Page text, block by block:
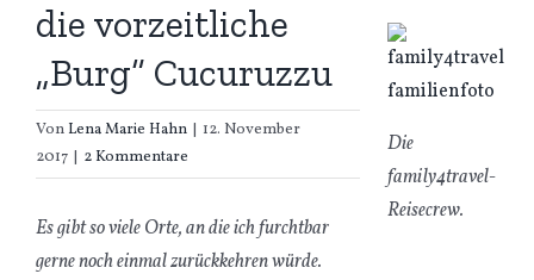
die vorzeitliche
„Burg“ Cucuruzzu
VonLena Marie Hahn | 12. November
2017 | 2 Kommentare
Es gibt so viele Orte, an die ich furchtbar
gerne noch einmal zurückkehren würde.
Die
family4travel-
Reisecrew.